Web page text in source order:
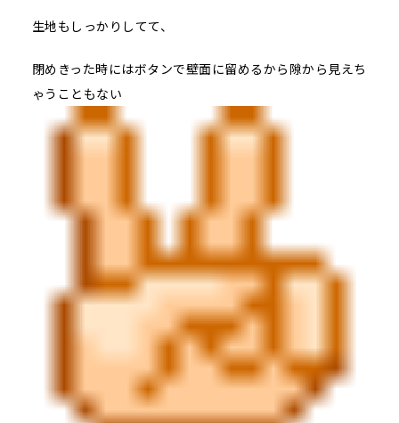
生地もしっかりしてて、
閉めきった時にはボタンで壁面に留めるから隙から見えち
ゃうこともない